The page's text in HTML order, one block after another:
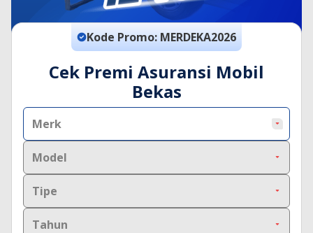
Kode Promo: MERDEKA2026
Cek Premi Asuransi Mobil
Bekas
Merk
Model
Tipe
Tahun